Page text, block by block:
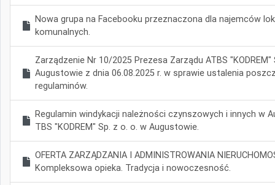
Nowa grupa na Facebooku przeznaczona dla najemców
komunalnych.
Zarządzenie Nr 10/2025 Prezesa Zarządu ATBS "KODREM"
Augustowie z dnia 06.08.2025 r. w sprawie ustalenia
regulaminów.
Regulamin windykacji należności czynszowych i innych w
TBS "KODREM" Sp. z o. o. w Augustowie.
OFERTA ZARZĄDZANIA I ADMINISTROWANIA
Kompleksowa opieka. Tradycja i nowoczesność.